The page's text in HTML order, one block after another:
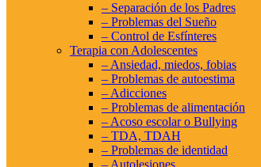
– Separación de los Padres
– Problemas del Sueño
– Control de Esfínteres
Terapia con Adolescentes
– Ansiedad, miedos, fobias
– Problemas de autoestima
– Adicciones
– Problemas de alimentación
– Acoso escolar o Bullying
– TDA, TDAH
– Problemas de identidad
– Autolesiones